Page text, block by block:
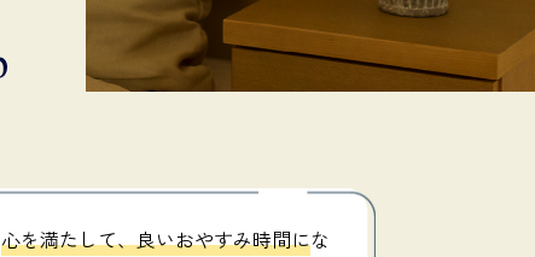
心を満たして、良いおやすみ時間にな